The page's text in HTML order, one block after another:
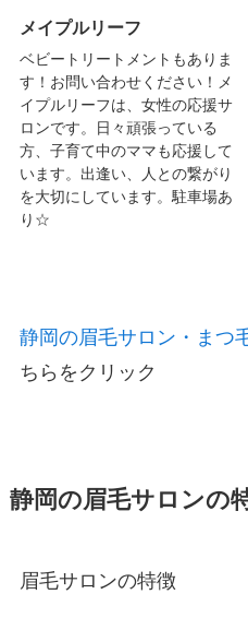
メイプルリーフ
ベビートリートメントもありま
す！お問い合わせください！メ
イプルリーフは、女性の応援サ
ロンです。日々頑張っている
方、子育て中のママも応援して
います。出逢い、人との繋がり
を大切にしています。駐車場あ
り☆
静岡の眉毛サロン・まつ
ちらをクリック
静岡の眉毛サロンの
眉毛サロンの特徴